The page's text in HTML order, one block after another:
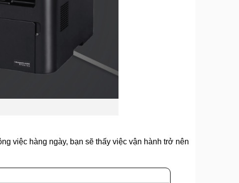
việc hàng ngày, bạn sẽ thấy việc vận hành trở nên